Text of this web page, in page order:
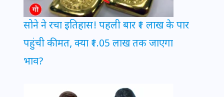
सोने ने रचा इतिहास! पहली बार ₹1 लाख के पार
पहुंची कीमत, क्या ₹1.05 लाख तक जाएगा
भाव?